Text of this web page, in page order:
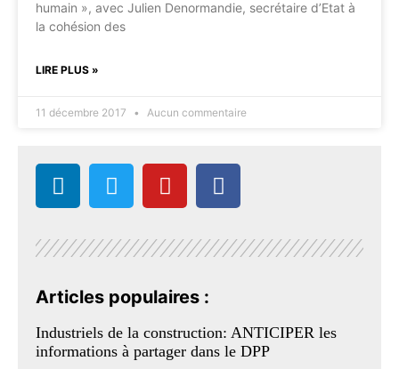
humain », avec Julien Denormandie, secrétaire d’Etat à
la cohésion des
LIRE PLUS »
11 décembre 2017 Aucun commentaire
Articles populaires :
Industriels de la construction: ANTICIPER les
informations à partager dans le DPP